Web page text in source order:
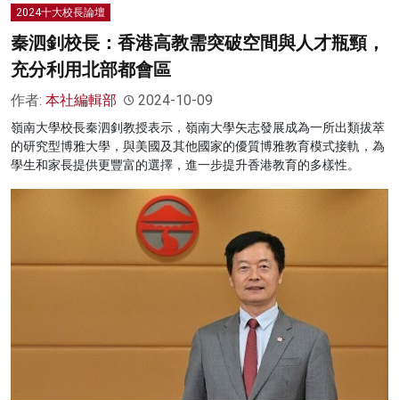
2024十大校長論壇
秦泗釗校長：香港高教需突破空間與人才瓶頸，
充分利用北部都會區
作者: 本社編輯部 2024-10-09
嶺南大學校長秦泗釗教授表示，嶺南大學矢志發展成為一所出類拔萃
的研究型博雅大學，與美國及其他國家的優質博雅教育模式接軌，為
學生和家長提供更豐富的選擇，進一步提升香港教育的多樣性。